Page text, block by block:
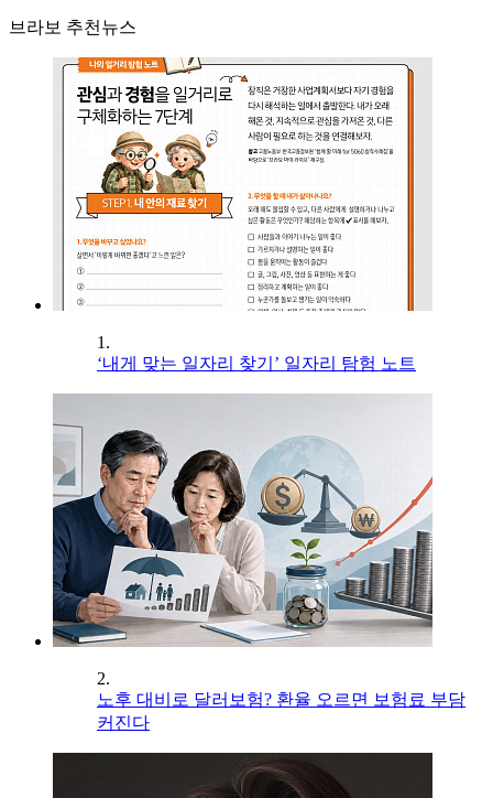
브라보 추천뉴스
1.
‘내게 맞는 일자리 찾기’ 일자리 탐험 노트
2.
노후 대비로 달러보험? 환율 오르면 보험료 부담
커진다